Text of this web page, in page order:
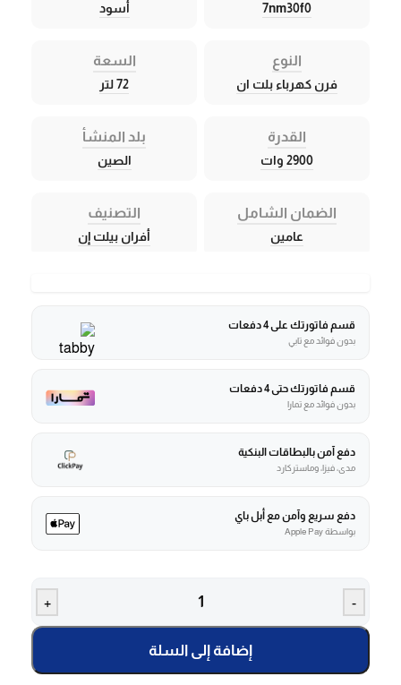
7nm30f0 أسود
النوع
فرن كهرباء بلت ان
السعة
72 لتر
القدرة
2900 وات
بلد المنشأ
الصين
الضمان الشامل
عامين
التصنيف
أفران بيلت إن
قسم فاتورتك على 4 دفعات
بدون فوائد مع تابي
قسم فاتورتك حتى 4 دفعات
بدون فوائد مع تمارا
دفع آمن بالبطاقات البنكية
مدى، فيزا، وماستركارد
دفع سريع وآمن مع أبل باي
بواسطة Apple Pay
-
+
إضافة إلى السلة